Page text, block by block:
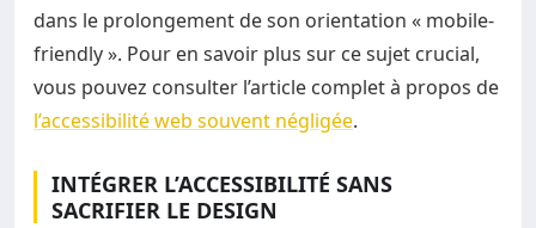
dans le prolongement de son orientation « mobile-
friendly ». Pour en savoir plus sur ce sujet crucial,
vous pouvez consulter l’article complet à propos de
l’accessibilité web souvent négligée.
INTÉGRER L’ACCESSIBILITÉ SANS
SACRIFIER LE DESIGN